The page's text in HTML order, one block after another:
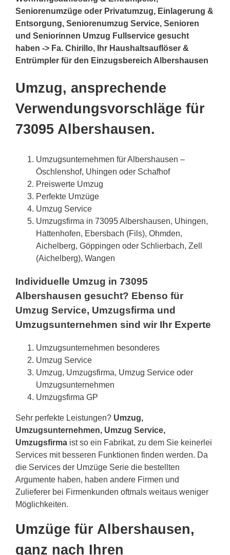
Seniorenumzüge oder Privatumzug, Einlagerung &
Entsorgung, Seniorenumzug Service, Senioren
und Seniorinnen Umzug Fullservice gesucht
haben -> Fa. Chirillo, Ihr Haushaltsauflöser &
Entrümpler für den Einzugsbereich Albershausen
Umzug, ansprechende
Verwendungsvorschläge für
73095 Albershausen.
Umzugsunternehmen für Albershausen –
Öschlenshof, Uhingen oder Schafhof
Preiswerte Umzug
Perfekte Umzüge
Umzug Service
Umzugsfirma in 73095 Albershausen, Uhingen,
Hattenhofen, Ebersbach (Fils), Ohmden,
Aichelberg, Göppingen oder Schlierbach, Zell
(Aichelberg), Wangen
Individuelle Umzug in 73095
Albershausen gesucht? Ebenso für
Umzug Service, Umzugsfirma und
Umzugsunternehmen sind wir Ihr Experte
Umzugsunternehmen besonderes
Umzug Service
Umzug, Umzugsfirma, Umzug Service oder
Umzugsunternehmen
Umzugsfirma GP
Sehr perfekte Leistungen? Umzug,
Umzugsunternehmen, Umzug Service,
Umzugsfirma ist so ein Fabrikat, zu dem Sie keinerlei
Services mit besseren Funktionen finden werden. Da
die Services der Umzüge Serie die bestellten
Argumente haben, haben andere Firmen und
Zulieferer bei Firmenkunden oftmals weitaus weniger
Möglichkeiten.
Umzüge für Albershausen,
ganz nach Ihren